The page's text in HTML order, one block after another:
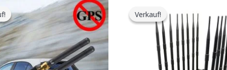
ursprüngliche
Preis
war:
$159.00.
aktuelle
Preis
ist:
$89.58.
Verkauf!
Verkauf! Preis
war:
$1,799.00.
Preis
ist:
$1,219.99.